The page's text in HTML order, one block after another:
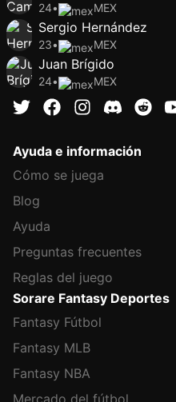
24• MEX
Sergio Hernández
23• MEX
Juan Brígido
24• MEX
Ayuda e información
Cómo se juega
Blog
Ayuda
Preguntas frecuentes
Reglas del juego
Sorare Fantasy Deportes
Fantasy Fútbol
Fantasy MLB
Fantasy NBA
Mercado del fútbol